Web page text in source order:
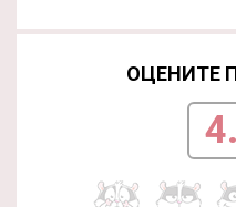
ОЦЕНИТЕ